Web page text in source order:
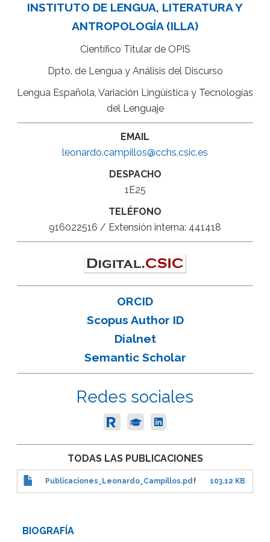
INSTITUTO DE LENGUA, LITERATURA Y
ANTROPOLOGÍA (ILLA)
Científico Titular de OPIS
Dpto. de Lengua y Análisis del Discurso
Lengua Española, Variación Lingüística y Tecnologías
del Lenguaje
EMAIL
leonardo.campillos@cchs.csic.es
DESPACHO
1E25
TELÉFONO
916022516 / Extensión interna: 441418
ORCID
Scopus Author ID
Dialnet
Semantic Scholar
Redes sociales
TODAS LAS PUBLICACIONES
Publicaciones_Leonardo_Campillos.pdf 103.12 KB
BIOGRAFÍA